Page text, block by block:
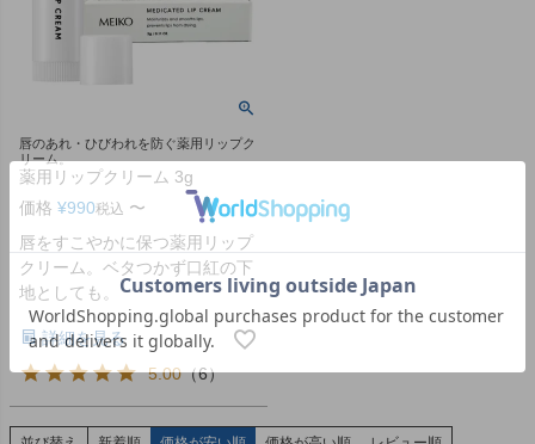
唇のあれ・ひびわれを防ぐ薬用リップク
リーム。
薬用リップクリーム 3g
価格 ¥990税込 〜
唇をすこやかに保つ薬用リップ
クリーム。ベタつかず口紅の下
地としても。
詳細を見る
5.00（6）